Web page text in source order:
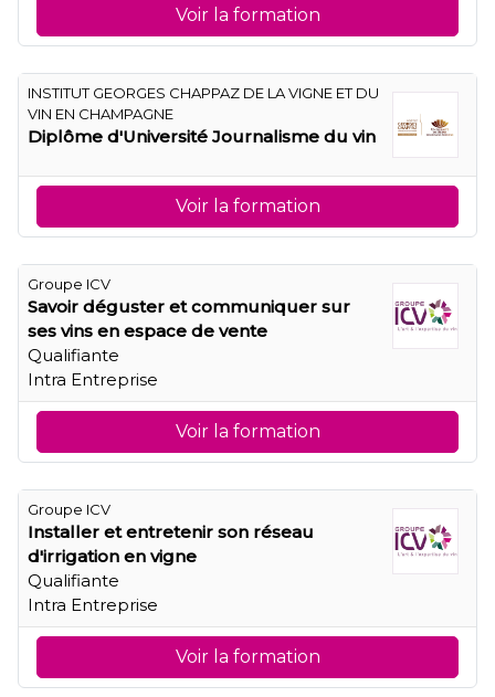
Voir la formation
INSTITUT GEORGES CHAPPAZ DE LA VIGNE ET DU
VIN EN CHAMPAGNE
Diplôme d'Université Journalisme du vin
Voir la formation
Groupe ICV
Savoir déguster et communiquer sur
ses vins en espace de vente
Qualifiante
Intra Entreprise
Voir la formation
Groupe ICV
Installer et entretenir son réseau
d'irrigation en vigne
Qualifiante
Intra Entreprise
Voir la formation